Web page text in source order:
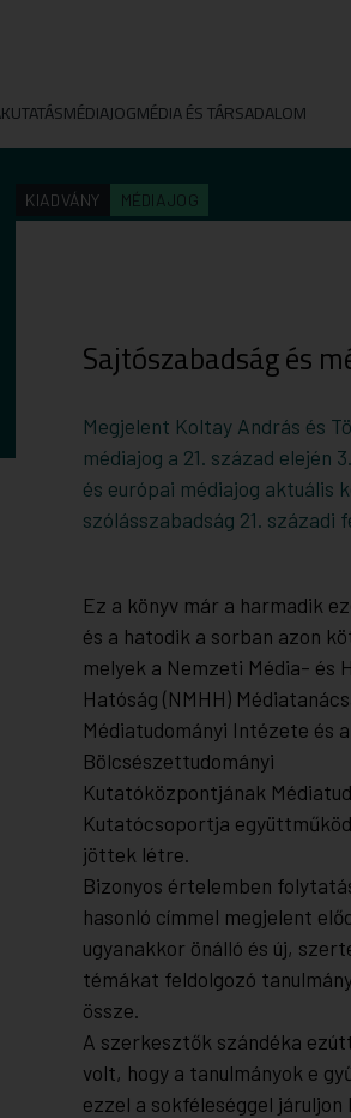
MÉDIAJOGMÉDIA ÉS TÁRSADALOM
KIADVÁNY MÉDIAJOG
Sajtószabadság és
Megjelent Koltay András és
médiajog a 21. század
és európai médiajog aktuális
szólásszabadság 21. századi
Ez a könyv már a harmadik
és a hatodik a sorban azon
melyek a Nemzeti Média- és
Hatóság (NMHH)
Médiatudományi Intézete és
Bölcsészettudományi
Kutatóközpontjának
Kutatócsoportja
jöttek létre.
Bizonyos értelemben
hasonló címmel megjelent
ugyanakkor önálló és új,
témákat feldolgozó
össze.
A szerkesztők szándéka
volt, hogy a tanulmányok e
ezzel a sokféleséggel járuljon